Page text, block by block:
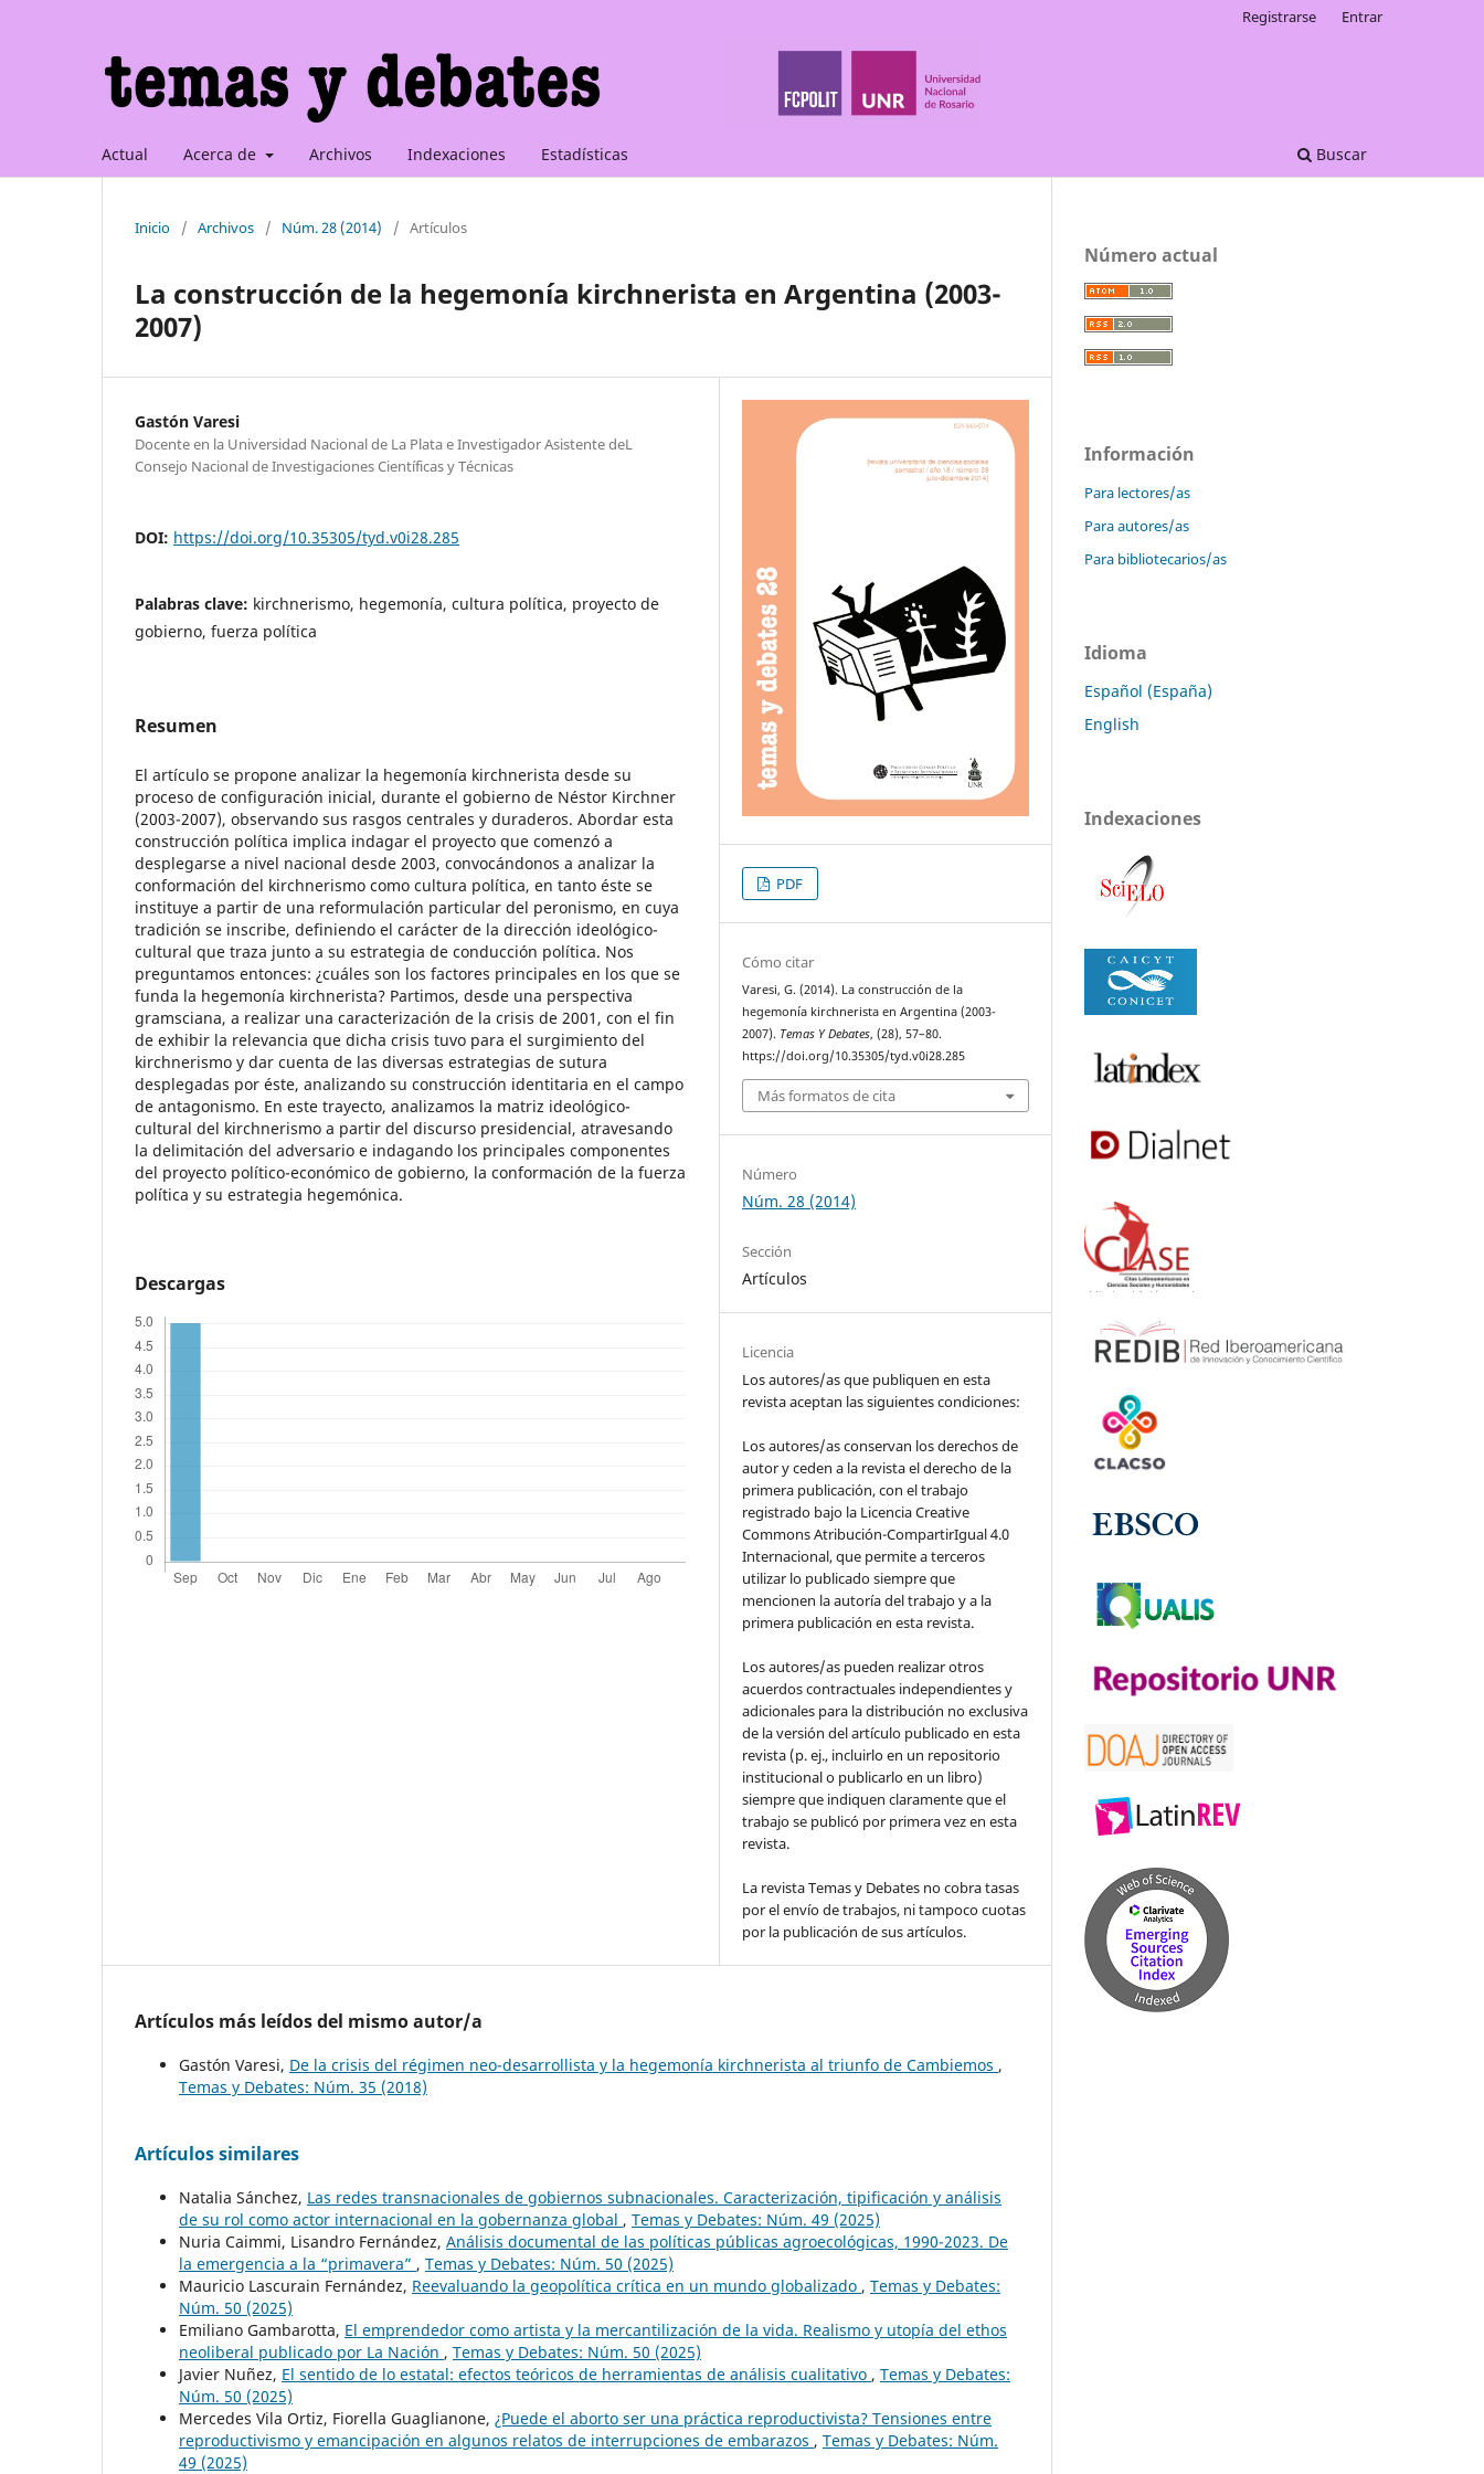
Actual Acerca de Archivos Indexaciones Estadísticas Buscar
Registrarse Entrar
Inicio / Archivos / Núm. 28 (2014) / Artículos
La construcción de la hegemonía kirchnerista en Argentina (2003-
2007)
Gastón Varesi
Docente en la Universidad Nacional de La Plata e Investigador Asistente deL
Consejo Nacional de Investigaciones Científicas y Técnicas
DOI: https://doi.org/10.35305/tyd.v0i28.285
Palabras clave: kirchnerismo, hegemonía, cultura política, proyecto de
gobierno, fuerza política
Resumen
El artículo se propone analizar la hegemonía kirchnerista desde su
proceso de configuración inicial, durante el gobierno de Néstor Kirchner
(2003-2007), observando sus rasgos centrales y duraderos. Abordar esta
construcción política implica indagar el proyecto que comenzó a
desplegarse a nivel nacional desde 2003, convocándonos a analizar la
conformación del kirchnerismo como cultura política, en tanto éste se
instituye a partir de una reformulación particular del peronismo, en cuya
tradición se inscribe, definiendo el carácter de la dirección ideológico-
cultural que traza junto a su estrategia de conducción política. Nos
preguntamos entonces: ¿cuáles son los factores principales en los que se
funda la hegemonía kirchnerista? Partimos, desde una perspectiva
gramsciana, a realizar una caracterización de la crisis de 2001, con el fin
de exhibir la relevancia que dicha crisis tuvo para el surgimiento del
kirchnerismo y dar cuenta de las diversas estrategias de sutura
desplegadas por éste, analizando su construcción identitaria en el campo
de antagonismo. En este trayecto, analizamos la matriz ideológico-
cultural del kirchnerismo a partir del discurso presidencial, atravesando
la delimitación del adversario e indagando los principales componentes
del proyecto político-económico de gobierno, la conformación de la fuerza
política y su estrategia hegemónica.
Descargas
PDF
Cómo citar
Varesi, G. (2014). La construcción de la
hegemonía kirchnerista en Argentina (2003-
2007). Temas Y Debates, (28), 57–80.
https://doi.org/10.35305/tyd.v0i28.285
Más formatos de cita
Número
Núm. 28 (2014)
Sección
Artículos
Licencia
Los autores/as que publiquen en esta
revista aceptan las siguientes condiciones:
Los autores/as conservan los derechos de
autor y ceden a la revista el derecho de la
primera publicación, con el trabajo
registrado bajo la Licencia Creative
Commons Atribución-CompartirIgual 4.0
Internacional, que permite a terceros
utilizar lo publicado siempre que
mencionen la autoría del trabajo y a la
primera publicación en esta revista.
Los autores/as pueden realizar otros
acuerdos contractuales independientes y
adicionales para la distribución no exclusiva
de la versión del artículo publicado en esta
revista (p. ej., incluirlo en un repositorio
institucional o publicarlo en un libro)
siempre que indiquen claramente que el
trabajo se publicó por primera vez en esta
revista.
La revista Temas y Debates no cobra tasas
por el envío de trabajos, ni tampoco cuotas
por la publicación de sus artículos.
Artículos más leídos del mismo autor/a
Gastón Varesi, De la crisis del régimen neo-desarrollista y la hegemonía kirchnerista al triunfo de Cambiemos ,
Temas y Debates: Núm. 35 (2018)
Artículos similares
Natalia Sánchez, Las redes transnacionales de gobiernos subnacionales. Caracterización, tipificación y análisis
de su rol como actor internacional en la gobernanza global , Temas y Debates: Núm. 49 (2025)
Nuria Caimmi, Lisandro Fernández, Análisis documental de las políticas públicas agroecológicas, 1990-2023. De
la emergencia a la “primavera” , Temas y Debates: Núm. 50 (2025)
Mauricio Lascurain Fernández, Reevaluando la geopolítica crítica en un mundo globalizado , Temas y Debates:
Núm. 50 (2025)
Emiliano Gambarotta, El emprendedor como artista y la mercantilización de la vida. Realismo y utopía del ethos
neoliberal publicado por La Nación , Temas y Debates: Núm. 50 (2025)
Javier Nuñez, El sentido de lo estatal: efectos teóricos de herramientas de análisis cualitativo , Temas y Debates:
Núm. 50 (2025)
Mercedes Vila Ortiz, Fiorella Guaglianone, ¿Puede el aborto ser una práctica reproductivista? Tensiones entre
reproductivismo y emancipación en algunos relatos de interrupciones de embarazos , Temas y Debates: Núm.
49 (2025)
Número actual
Información
Para lectores/as
Para autores/as
Para bibliotecarios/as
Idioma
Español (España)
English
Indexaciones